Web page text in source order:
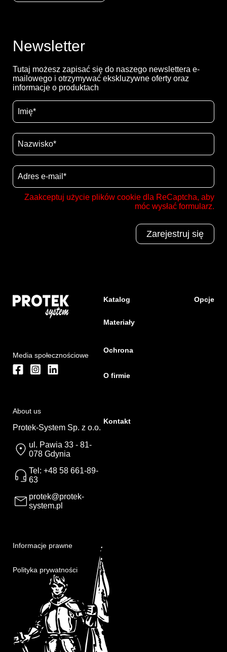
Newsletter
Tutaj możesz zapisać się do naszego newslettera e-
mailowego i otrzymywać ekskluzywne oferty oraz
informacje o produktach
Zaakceptuj użycie plików cookie dla ReCaptcha, aby
móc wysłać formularz.
Media społecznościowe
About us
Protek-System Sp. z o.o.
ul. Pawia 33 - 81-
078 Gdynia
Tel: +48 58 661-89-
63
protek@protek-
system.pl
Informacje prawne
Polityka prywatności
Katalog Opcje
Materiały
Ochrona
O firmie
Kontakt